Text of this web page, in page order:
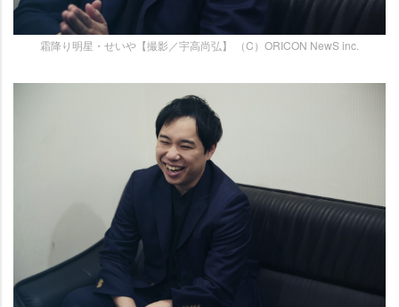
霜降り明星・せいや【撮影／宇高尚弘】 （C）ORICON NewS inc.